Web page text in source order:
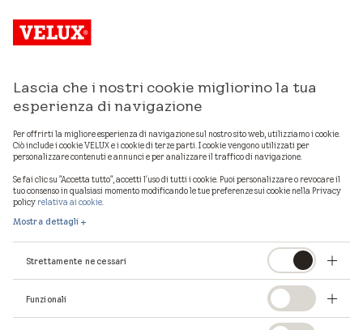
Lascia che i nostri cookie migliorino la tua
esperienza di navigazione
Per offrirti la migliore esperienza di navigazione sul nostro sito web, utilizziamo i cookie.
Ciò include i cookie VELUX e i cookie di terze parti. I cookie vengono utilizzati per
personalizzare contenuti e annunci e per analizzare il traffico di navigazione.
Se fai clic su "Accetta tutto", accetti l'uso di tutti i cookie. Puoi personalizzare o revocare il
tuo consenso in qualsiasi momento modificando le tue preferenze sui cookie nella Privacy
policy relativa ai cookie.
Mostra dettagli
Strettamente necessari
Funzionali
Mostra mappa
professionisti VELUX in provincia di Catania